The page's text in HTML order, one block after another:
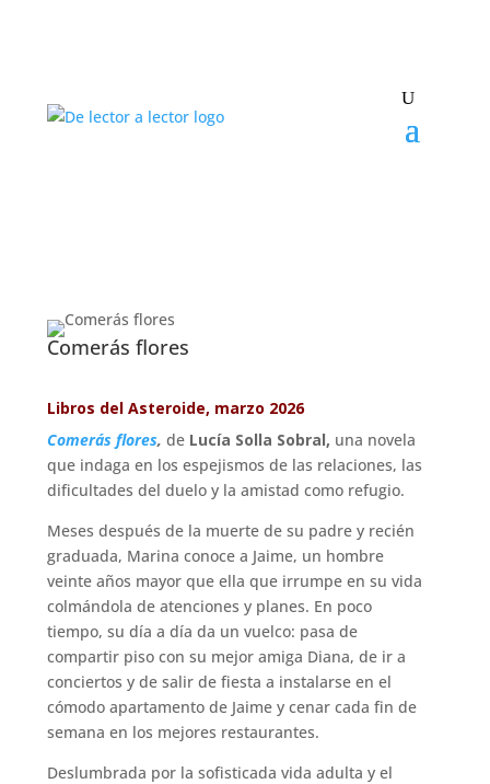
Comerás flores
Libros del Asteroide, marzo 2026
Comerás flores,de Lucía Solla Sobral, una novela
que indaga en los espejismos de las relaciones, las
dificultades del duelo y la amistad como refugio.
Meses después de la muerte de su padre y recién
graduada, Marina conoce a Jaime, un hombre
veinte años mayor que ella que irrumpe en su vida
colmándola de atenciones y planes. En poco
tiempo, su día a día da un vuelco: pasa de
compartir piso con su mejor amiga Diana, de ir a
conciertos y de salir de fiesta a instalarse en el
cómodo apartamento de Jaime y cenar cada fin de
semana en los mejores restaurantes.
Deslumbrada por la sofisticada vida adulta y el
Únete a nuestra comunidad de amantes
de la literatura y recibe las últimas
Nombre*
Email*
Por favor, acepta los términos y
condiciones de privacidad